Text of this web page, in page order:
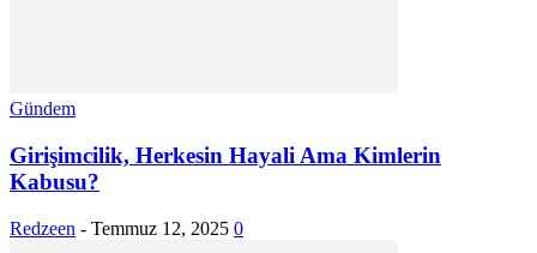
Gündem
Girişimcilik, Herkesin Hayali Ama Kimlerin
Kabusu?
Redzeen - Temmuz 12, 2025 0